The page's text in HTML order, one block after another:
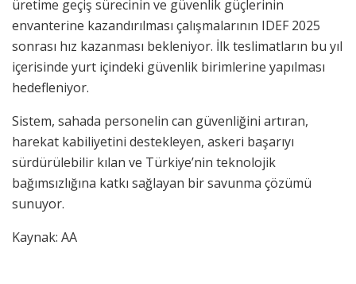
üretime geçiş sürecinin ve güvenlik güçlerinin
envanterine kazandırılması çalışmalarının IDEF 2025
sonrası hız kazanması bekleniyor. İlk teslimatların bu yıl
içerisinde yurt içindeki güvenlik birimlerine yapılması
hedefleniyor.
Sistem, sahada personelin can güvenliğini artıran,
harekat kabiliyetini destekleyen, askeri başarıyı
sürdürülebilir kılan ve Türkiye’nin teknolojik
bağımsızlığına katkı sağlayan bir savunma çözümü
sunuyor.
Kaynak: AA